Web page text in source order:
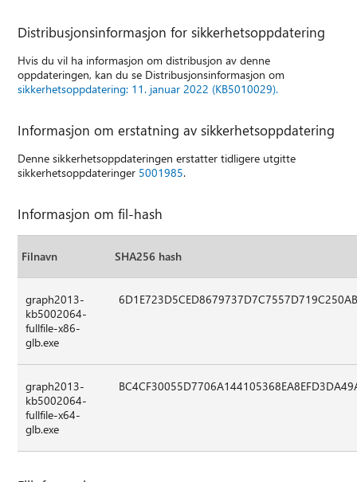
Distribusjonsinformasjon for sikkerhetsoppdatering
Hvis du vil ha informasjon om distribusjon av denne
oppdateringen, kan du se Distribusjonsinformasjon om
sikkerhetsoppdatering: 11. januar 2022 (KB5010029).
Informasjon om erstatning av sikkerhetsoppdatering
Denne sikkerhetsoppdateringen erstatter tidligere utgitte
sikkerhetsoppdateringer 5001985.
Informasjon om fil-hash
Filnavn SHA256 hash
graph2013-
kb5002064-
fullfile-x86-
glb.exe
graph2013-
kb5002064-
fullfile-x64-
glb.exe